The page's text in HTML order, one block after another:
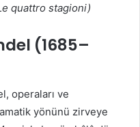
quattro stagioni)
(1685–
operaları ve
yönünü zirveye